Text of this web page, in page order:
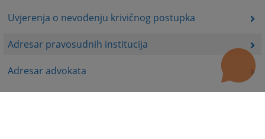
Uvjerenja o nevođenju krivičnog postupka
Adresar pravosudnih institucija
Adresar advokata